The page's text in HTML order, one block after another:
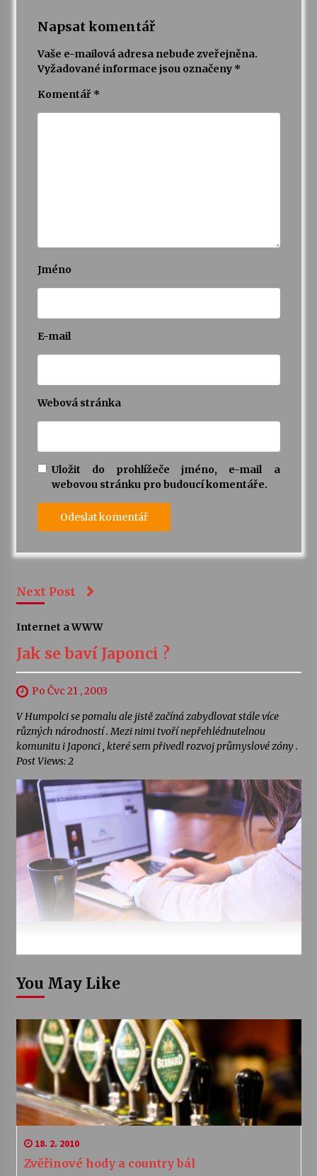
Napsat komentář
Vaše e-mailová adresa nebude zveřejněna.
Vyžadované informace jsou označeny *
Komentář *
Jméno
E-mail
Webová stránka
Uložit do prohlížeče jméno, e-mail a
webovou stránku pro budoucí komentáře.
Next Post
Internet a WWW
Jak se baví Japonci ?
Po Čvc 21 , 2003
V Humpolci se pomalu ale jistě začíná zabydlovat stále více
různých národností . Mezi nimi tvoří nepřehlédnutelnou
komunitu i Japonci , které sem přivedl rozvoj průmyslové zóny .
Post Views: 2
You May Like
18. 2. 2010
Zvěřinové hody a country bál